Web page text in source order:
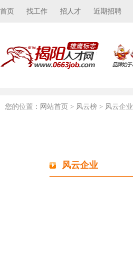
首页 找工作 招人才 近期招聘
您的位置： 网站首页 > 风云榜 > 风云企业
风云企业